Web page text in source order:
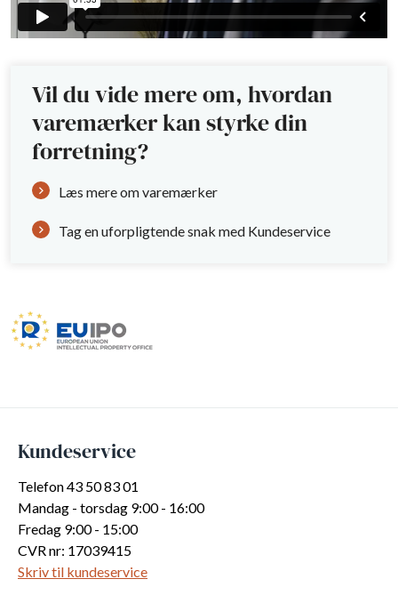
Vil du vide mere om, hvordan
varemærker kan styrke din
forretning?
Læs mere om varemærker
Tag en uforpligtende snak med Kundeservice
Kundeservice
Telefon 43 50 83 01
Mandag - torsdag 9:00 - 16:00
Fredag 9:00 - 15:00
CVR nr: 17039415
Skriv til kundeservice